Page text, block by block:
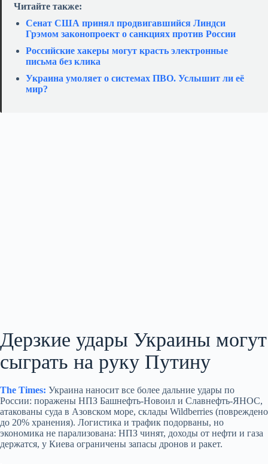
Читайте также:
Сенат США принял продвигавшийся Линдси
Грэмом законопроект о санкциях против России
Российские хакеры могут красть электронные
письма без клика
Украина умоляет о системах ПВО. Услышит ли её
мир?
Дерзкие удары Украины могут
сыграть на руку Путину
The Times: Украина наносит все более дальние удары по
России: поражены НПЗ Башнефть‑Новоил и Славнефть‑ЯНОС,
атакованы суда в Азовском море, склады Wildberries (повреждено
до 20% хранения). Логистика и трафик подорваны, но
экономика не парализована: НПЗ чинят, доходы от нефти и газа
держатся, у Киева ограничены запасы дронов и ракет.